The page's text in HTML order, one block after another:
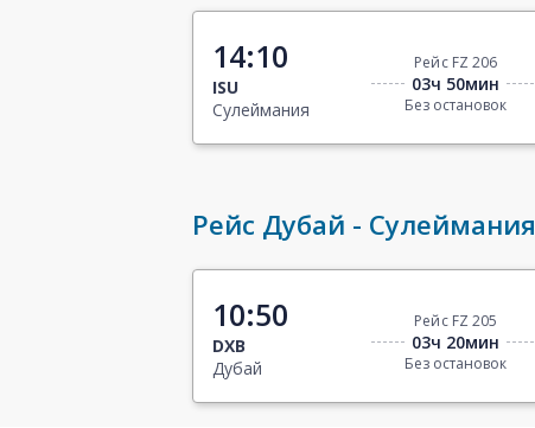
14:10
ISU
Сулеймания
Рейс FZ 206
03ч 50мин
Без остановок
Рейс Дубай - Сулеймания
10:50
DXB
Дубай
Рейс FZ 205
03ч 20мин
Без остановок